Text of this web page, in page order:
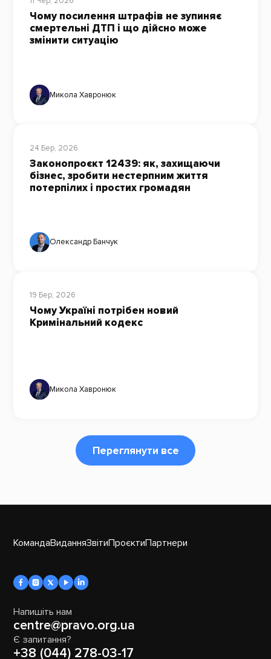
Чому посилення штрафів не зупиняє
смертельні ДТП і що дійсно може
змінити ситуацію
Микола Хавронюк
24 Бер, 2026
Законопроєкт 12439: як, захищаючи
бізнес, зробити нестерпним життя
потерпілих і простих громадян
Олександр Банчук
19 Бер, 2026
Чому Україні потрібен новий
Кримінальний кодекс
Микола Хавронюк
Переглянути все
КомандаВиданняЗвітиПроєктиПартнери
Напишіть нам
centre@pravo.org.ua
Є запитання?
+38 (044) 278-03-17